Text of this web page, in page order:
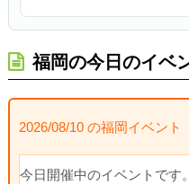
福岡の今日のイベ
2026/08/10 の福岡イベント
今日開催中のイベントです